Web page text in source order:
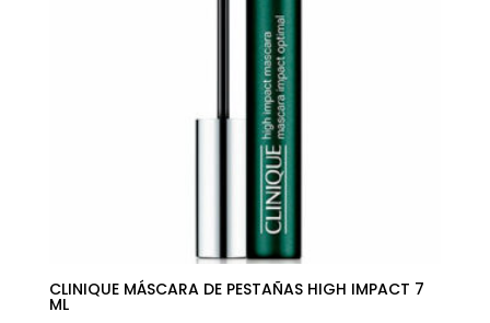
CLINIQUE MÁSCARA DE PESTAÑAS HIGH IMPACT 7
ML